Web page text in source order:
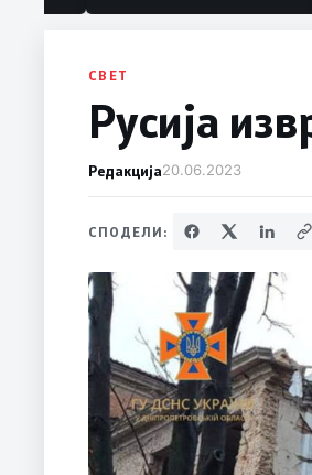
СВЕТ
Русија
Редакција20.06.2023
СПОДЕЛИ: